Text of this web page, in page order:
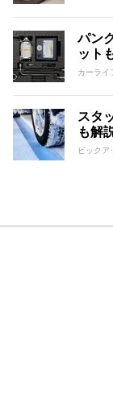
パン
ット
カーライ
スタ
も解
ピックア